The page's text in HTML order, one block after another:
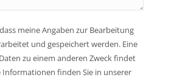
meine Angaben zur Bearbeitung
und gespeichert werden. Eine
zu einem anderen Zweck findet
finden Sie in unserer